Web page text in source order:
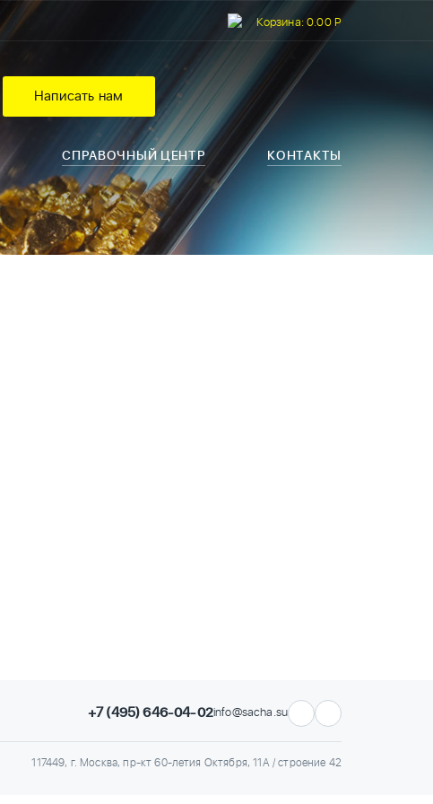
Корзина:0.00 Р
Написать нам
СПРАВОЧНЫЙ ЦЕНТР КОНТАКТЫ
+7 (495) 646-04-02info@sacha.su
117449, г. Москва, пр-кт 60-летия Октября, 11А / строение 42